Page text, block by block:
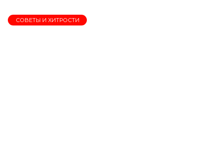
СОВЕТЫ И ХИТРОСТИ